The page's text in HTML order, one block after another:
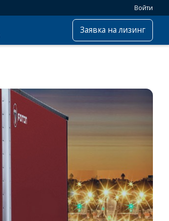
Войти
Заявка на лизинг